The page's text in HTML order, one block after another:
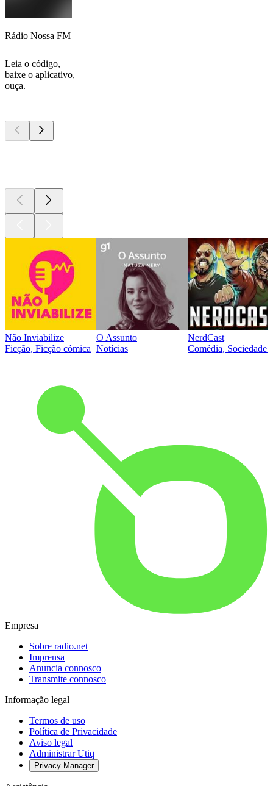
Rádio Nossa FM
Leia o código,
baixe o aplicativo,
ouça.
Não Inviabilize
Ficção, Ficção cómica
O Assunto
Notícias
NerdCast
Comédia, Sociedade
Empresa
Sobre radio.net
Imprensa
Anuncia connosco
Transmite connosco
Informação legal
Termos de uso
Política de Privacidade
Aviso legal
Administrar Utiq
Privacy-Manager